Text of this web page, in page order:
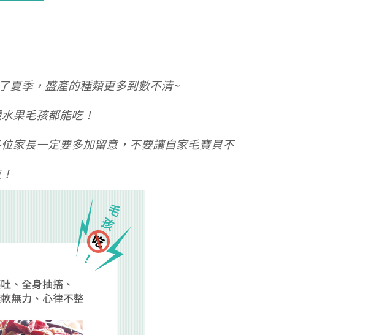
夏季，盛產的種類更多到數不清~
果毛孩都能吃！
家長一定要多加留意，不要讓自家毛寶貝不